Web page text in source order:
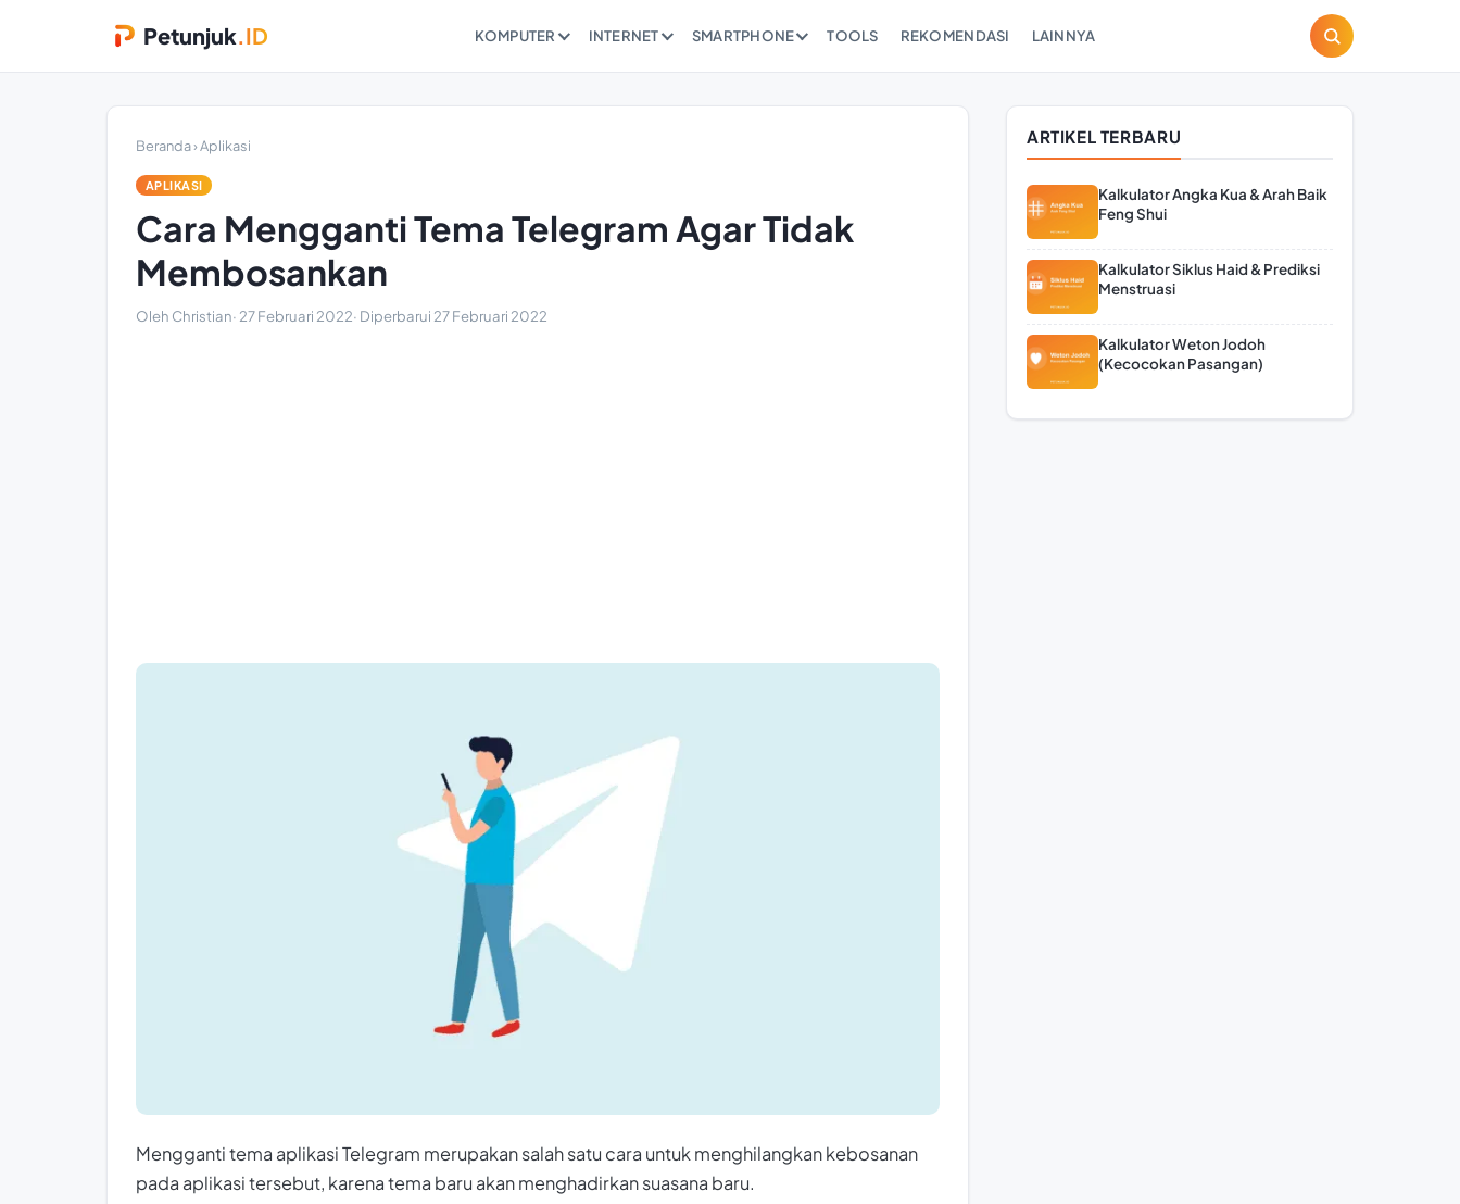
Petunjuk.ID KOMPUTER INTERNET SMARTPHONE TOOLS REKOMENDASI LAINNYA
Beranda›Aplikasi
APLIKASI
Cara Mengganti Tema Telegram Agar Tidak
Membosankan
Oleh Christian· 27 Februari 2022· Diperbarui 27 Februari 2022
Mengganti tema aplikasi Telegram merupakan salah satu cara untuk menghilangkan kebosanan
pada aplikasi tersebut, karena tema baru akan menghadirkan suasana baru.
ARTIKEL TERBARU
Kalkulator Angka Kua & Arah Baik
Feng Shui
Kalkulator Siklus Haid & Prediksi
Menstruasi
Kalkulator Weton Jodoh
(Kecocokan Pasangan)